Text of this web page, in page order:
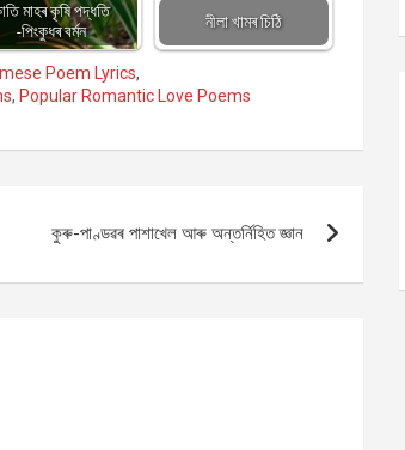
মাহৰ কৃষি পদ্ধতি
-পিংকুধৰ বর্মন
নীলা খামৰ চিঠি
Poem Lyrics,
, Popular Romantic Love Poems
কুৰু-পাণ্ডৱৰ পাশাখেল আৰু অন্তৰ্নিহিত জ্ঞান